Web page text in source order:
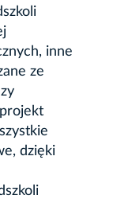
inne
ze
dzięki